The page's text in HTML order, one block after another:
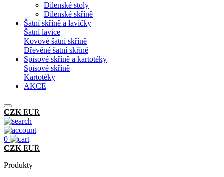
Dílenské stoly
Dílenské skříně
Šatní skříně a lavičky
Šatní lavice
Kovové šatní skříně
Dřevěné šatní skříně
Spisové skříně a kartotéky
Spisové skříně
Kartotéky
AKCE
CZK EUR
0
CZK EUR
Produkty